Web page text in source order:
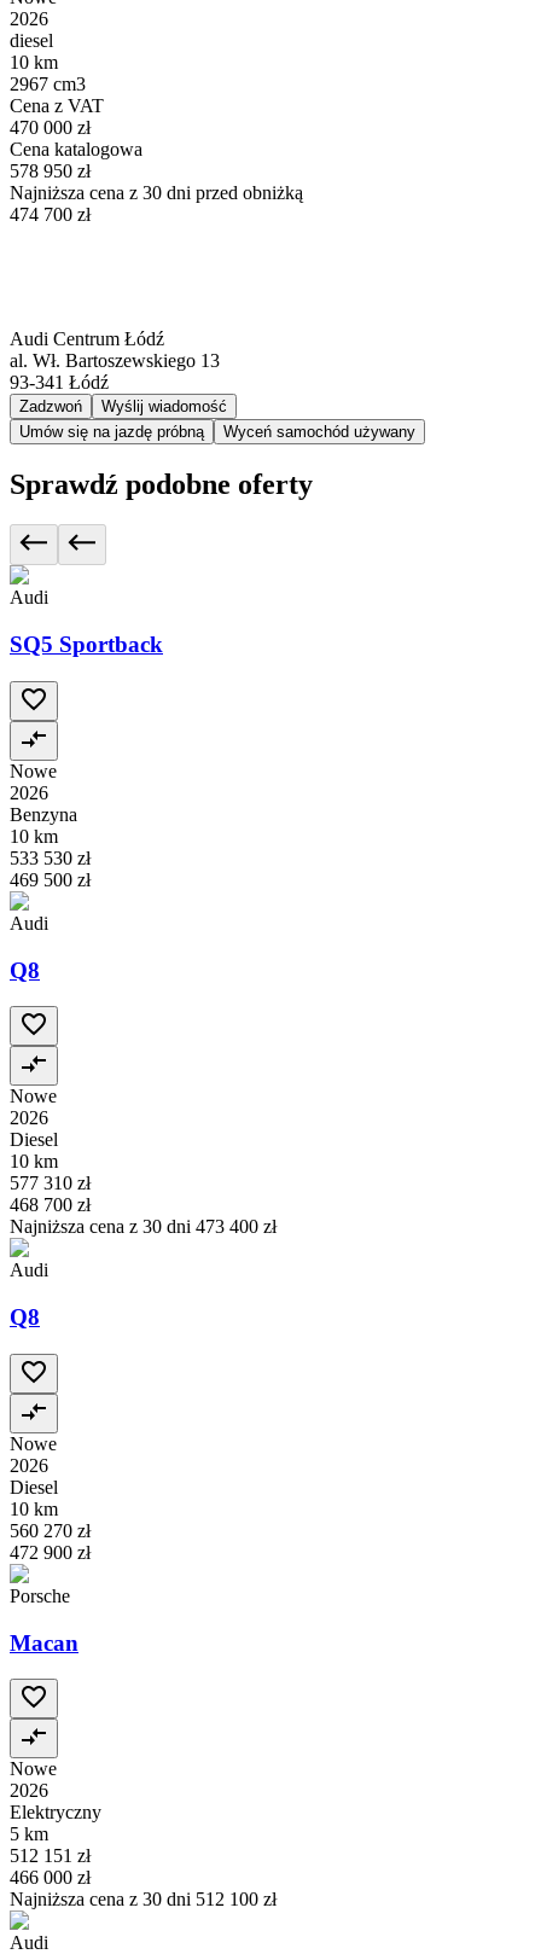
2026
diesel
10 km
2967 cm3
Cena z VAT
470 000 zł
Cena katalogowa
578 950 zł
Najniższa cena z 30 dni przed obniżką
474 700 zł
Audi Centrum Łódź
al. Wł. Bartoszewskiego 13
93-341 Łódź
Zadzwoń
Wyślij wiadomość
Umów się na jazdę próbną
Wyceń samochód używany
Sprawdź podobne oferty
Audi
SQ5 Sportback
Nowe
2026
Benzyna
10 km
533 530 zł
469 500 zł
Audi
Q8
Nowe
2026
Diesel
10 km
577 310 zł
468 700 zł
Najniższa cena z 30 dni 473 400 zł
Audi
Q8
Nowe
2026
Diesel
10 km
560 270 zł
472 900 zł
Porsche
Macan
Nowe
2026
Elektryczny
5 km
512 151 zł
466 000 zł
Najniższa cena z 30 dni 512 100 zł
Audi